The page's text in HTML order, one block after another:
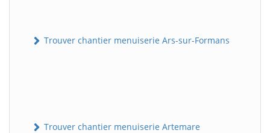
Trouver chantier menuiserie Ars-sur-Formans
Trouver chantier menuiserie Artemare